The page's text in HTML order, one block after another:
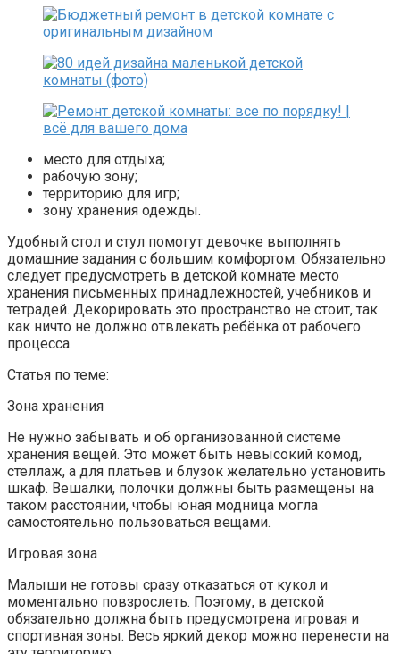
место для отдыха;
рабочую зону;
территорию для игр;
зону хранения одежды.
Удобный стол и стул помогут девочке выполнять
домашние задания с большим комфортом. Обязательно
следует предусмотреть в детской комнате место
хранения письменных принадлежностей, учебников и
тетрадей. Декорировать это пространство не стоит, так
как ничто не должно отвлекать ребёнка от рабочего
процесса.
Статья по теме:
Зона хранения
Не нужно забывать и об организованной системе
хранения вещей. Это может быть невысокий комод,
стеллаж, а для платьев и блузок желательно установить
шкаф. Вешалки, полочки должны быть размещены на
таком расстоянии, чтобы юная модница могла
самостоятельно пользоваться вещами.
Игровая зона
Малыши не готовы сразу отказаться от кукол и
моментально повзрослеть. Поэтому, в детской
обязательно должна быть предусмотрена игровая и
спортивная зоны. Весь яркий декор можно перенести на